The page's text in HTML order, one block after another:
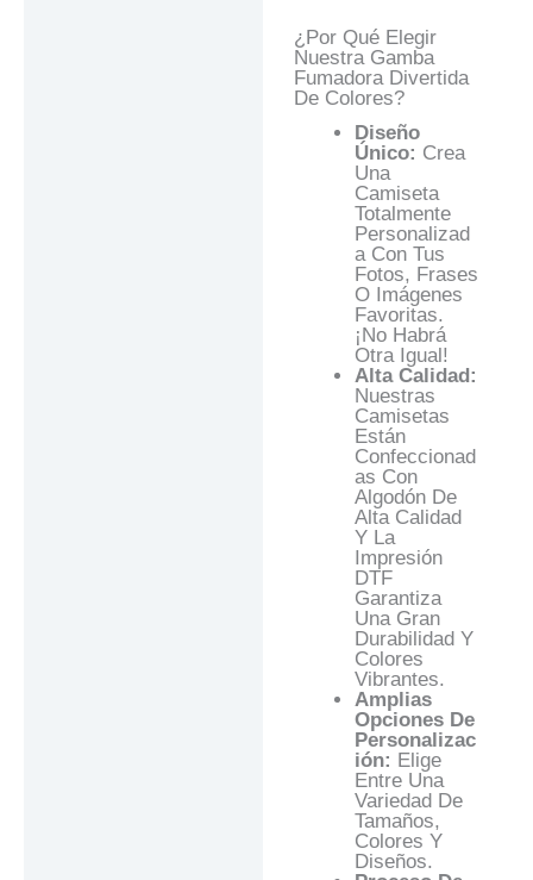
¿Por Qué Elegir
Nuestra Gamba
Fumadora Divertida
De Colores?
Diseño
Único: Crea
Una
Camiseta
Totalmente
Personalizad
A Con Tus
Fotos, Frases
O Imágenes
Favoritas.
¡No Habrá
Otra Igual!
Alta Calidad:
Nuestras
Camisetas
Están
Confeccionad
As Con
Algodón De
Alta Calidad
Y La
Impresión
DTF
Garantiza
Una Gran
Durabilidad Y
Colores
Vibrantes.
Amplias
Opciones De
Personalizac
Ión: Elige
Entre Una
Variedad De
Tamaños,
Colores Y
Diseños.